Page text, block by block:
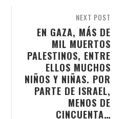
NEXT POST
EN GAZA, MÁS DE
MIL MUERTOS
PALESTINOS, ENTRE
ELLOS MUCHOS
NIÑOS Y NIÑAS. POR
PARTE DE ISRAEL,
MENOS DE
CINCUENTA…